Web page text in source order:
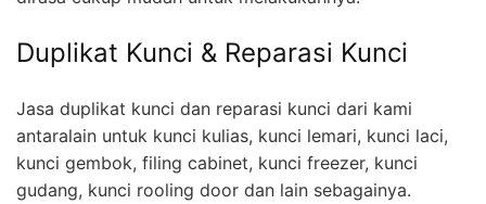
Duplikat Kunci & Reparasi Kunci
Jasa duplikat kunci dan reparasi kunci dari kami
antaralain untuk kunci kulias, kunci lemari, kunci laci,
kunci gembok, filing cabinet, kunci freezer, kunci
gudang, kunci rooling door dan lain sebagainya.